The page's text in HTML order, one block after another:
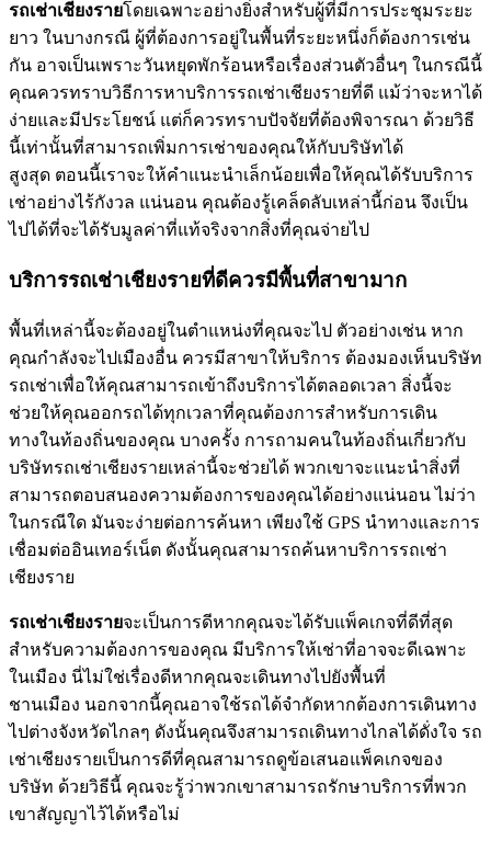
รถเช่าเชียงรายโดยเฉพาะอย่างยิ่งสำหรับผู้ที่มีการประชุมระยะ
ยาว ในบางกรณี ผู้ที่ต้องการอยู่ในพื้นที่ระยะหนึ่งก็ต้องการเช่น
กัน อาจเป็นเพราะวันหยุดพักร้อนหรือเรื่องส่วนตัวอื่นๆ ในกรณีนี้
คุณควรทราบวิธีการหาบริการรถเช่าเชียงรายที่ดี แม้ว่าจะหาได้
ง่ายและมีประโยชน์ แต่ก็ควรทราบปัจจัยที่ต้องพิจารณา ด้วยวิธี
นี้เท่านั้นที่สามารถเพิ่มการเช่าของคุณให้กับบริษัทได้
สูงสุด ตอนนี้เราจะให้คำแนะนำเล็กน้อยเพื่อให้คุณได้รับบริการ
เช่าอย่างไร้กังวล แน่นอน คุณต้องรู้เคล็ดลับเหล่านี้ก่อน จึงเป็น
ไปได้ที่จะได้รับมูลค่าที่แท้จริงจากสิ่งที่คุณจ่ายไป
บริการรถเช่าเชียงรายที่ดีควรมีพื้นที่สาขามาก
พื้นที่เหล่านี้จะต้องอยู่ในตำแหน่งที่คุณจะไป ตัวอย่างเช่น หาก
คุณกำลังจะไปเมืองอื่น ควรมีสาขาให้บริการ ต้องมองเห็นบริษัท
รถเช่าเพื่อให้คุณสามารถเข้าถึงบริการได้ตลอดเวลา สิ่งนี้จะ
ช่วยให้คุณออกรถได้ทุกเวลาที่คุณต้องการสำหรับการเดิน
ทางในท้องถิ่นของคุณ บางครั้ง การถามคนในท้องถิ่นเกี่ยวกับ
บริษัทรถเช่าเชียงรายเหล่านี้จะช่วยได้ พวกเขาจะแนะนำสิ่งที่
สามารถตอบสนองความต้องการของคุณได้อย่างแน่นอน ไม่ว่า
ในกรณีใด มันจะง่ายต่อการค้นหา เพียงใช้ GPS นำทางและการ
เชื่อมต่ออินเทอร์เน็ต ดังนั้นคุณสามารถค้นหาบริการรถเช่า
เชียงราย
รถเช่าเชียงรายจะเป็นการดีหากคุณจะได้รับแพ็คเกจที่ดีที่สุด
สำหรับความต้องการของคุณ มีบริการให้เช่าที่อาจจะดีเฉพาะ
ในเมือง นี่ไม่ใช่เรื่องดีหากคุณจะเดินทางไปยังพื้นที่
ชานเมือง นอกจากนี้คุณอาจใช้รถได้จำกัดหากต้องการเดินทาง
ไปต่างจังหวัดไกลๆ ดังนั้นคุณจึงสามารถเดินทางไกลได้ดั่งใจ รถ
เช่าเชียงรายเป็นการดีที่คุณสามารถดูข้อเสนอแพ็คเกจของ
บริษัท ด้วยวิธีนี้ คุณจะรู้ว่าพวกเขาสามารถรักษาบริการที่พวก
เขาสัญญาไว้ได้หรือไม่